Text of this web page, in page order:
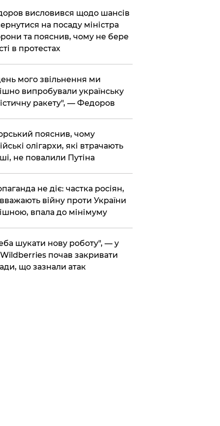
висловився щодо шансів
на посаду міністра
та пояснив, чому не бере
в протестах
мого звільнення ми
випробували українську
ракету", — Федоров
пояснив, чому
олігархи, які втрачають
не повалили Путіна
не діє: частка росіян,
війну проти України
впала до мінімуму
шукати нову роботу", — у
почав закривати
що зазнали атак